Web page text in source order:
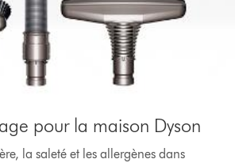
pour la maison Dyson
la saleté et les allergènes dans